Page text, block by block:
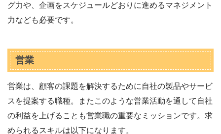
グ力や、企画をスケジュールどおりに進めるマネジメント
力なども必要です。
営業
営業は、顧客の課題を解決するために自社の製品やサービ
スを提案する職種。またこのような営業活動を通して自社
の利益を上げることも営業職の重要なミッションです。求
められるスキルは以下になります。